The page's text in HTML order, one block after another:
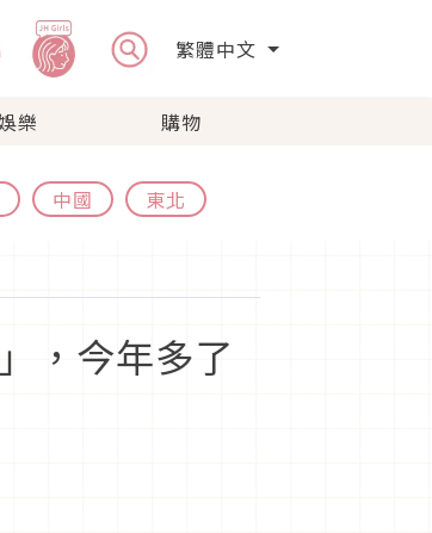
繁體中文
樂 購物
中國 東北
，今年多了